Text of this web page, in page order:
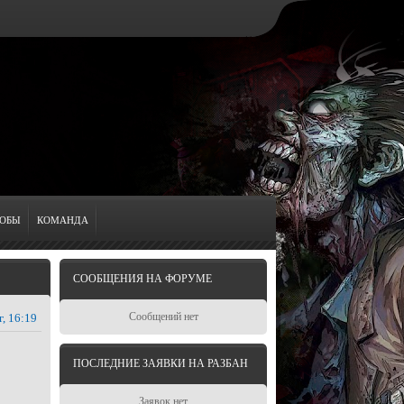
КОМАНДА
16:19
СООБЩЕНИЯ НА ФОРУМЕ
Сообщений нет
ПОСЛЕДНИЕ ЗАЯВКИ НА РАЗБАН
Заявок нет